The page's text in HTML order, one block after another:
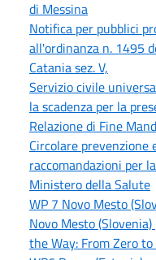
di Messina
Notifica per pubblici
all'ordinanza n. 1495
Catania sez. V,
Servizio civile
la scadenza per la
Relazione di Fine
Circolare prevenzione
raccomandazioni per
Ministero della Salute
WP 7 Novo Mesto
Novo Mesto
the Way: From Zero